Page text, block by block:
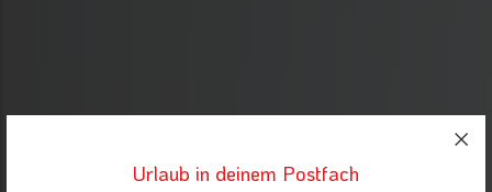
Urlaub in deinem Postfach